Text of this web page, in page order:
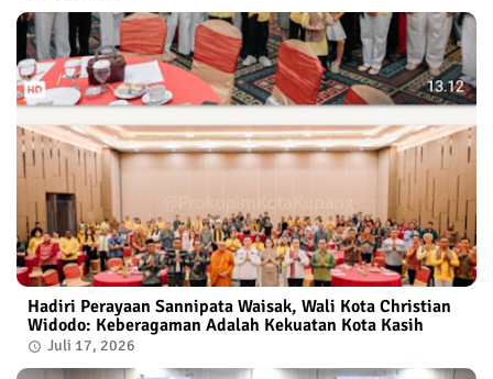
Hadiri Perayaan Sannipata Waisak, Wali Kota Christian
Widodo: Keberagaman Adalah Kekuatan Kota Kasih
Juli 17, 2026